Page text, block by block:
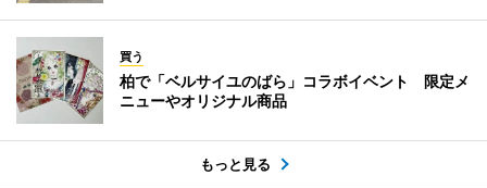
買う
柏で「ベルサイユのばら」コラボイベント 限定メ
ニューやオリジナル商品
もっと見る